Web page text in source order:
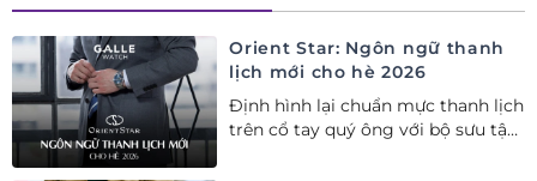
Orient Star: Ngôn ngữ thanh
lịch mới cho hè 2026
Định hình lại chuẩn mực thanh lịch
trên cổ tay quý ông với bộ sưu tập